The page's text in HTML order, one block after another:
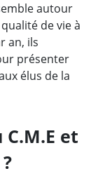
autour
de vie à
an, ils
présenter
élus de la
et